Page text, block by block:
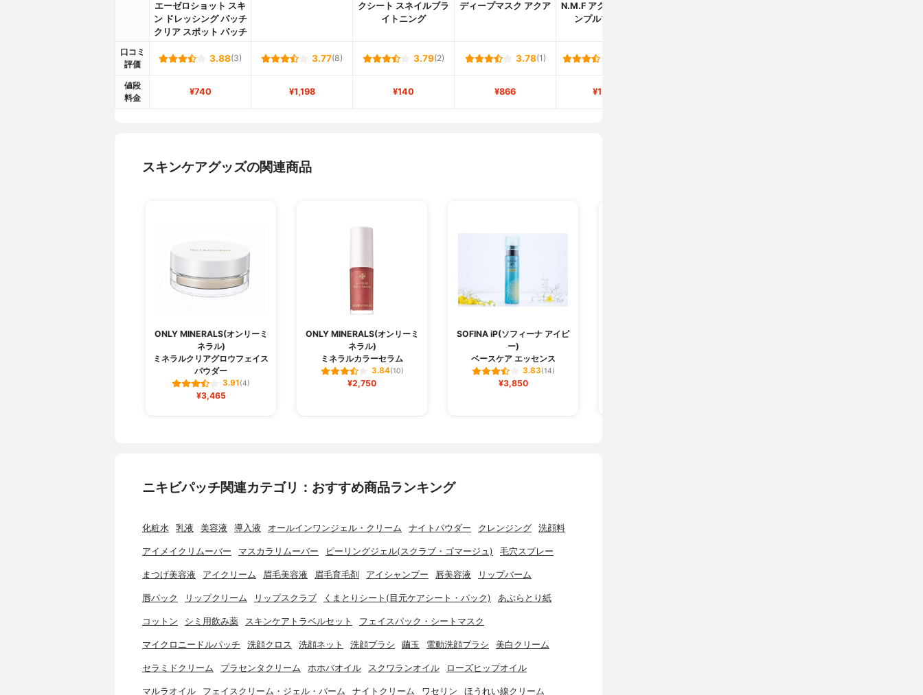
エーゼロショット スキ
ン ドレッシング パッチ
クリア スポット パッチ
クシート スネイルブラ
イトニング
ディープマスク アクア
N.M.F アクアリング ア
ンプルマスクEX
口コミ
評価
3.88(3) 3.77(8) 3.79(2) 3.78(1)
値段
料金
¥740 ¥1,198 ¥140 ¥866 ¥1,590
スキンケアグッズの関連商品
ONLY MINERALS(オンリーミ
ネラル)
ミネラルクリアグロウフェイス
パウダー
3.91(4)
¥3,465
ONLY MINERALS(オンリーミ
ネラル)
ミネラルカラーセラム
3.84(10)
¥2,750
SOFINA iP(ソフィーナ アイピ
ー)
ベースケア エッセンス
3.83(14)
¥3,850
ニキビパッチ関連カテゴリ：おすすめ商品ランキング
化粧水 乳液 美容液 導入液 オールインワンジェル・クリーム ナイトパウダー クレンジング 洗顔料
アイメイクリムーバー マスカラリムーバー ピーリングジェル(スクラブ・ゴマージュ) 毛穴スプレー
まつげ美容液 アイクリーム 眉毛美容液 眉毛育毛剤 アイシャンプー 唇美容液 リップバーム
唇パック リップクリーム リップスクラブ くまとりシート(目元ケアシート・パック) あぶらとり紙
コットン シミ用飲み薬 スキンケアトラベルセット フェイスパック・シートマスク
マイクロニードルパッチ 洗顔クロス 洗顔ネット 洗顔ブラシ 繭玉 電動洗顔ブラシ 美白クリーム
セラミドクリーム プラセンタクリーム ホホバオイル スクワランオイル ローズヒップオイル
マルラオイル フェイスクリーム・ジェル・バーム ナイトクリーム ワセリン ほうれい線クリーム